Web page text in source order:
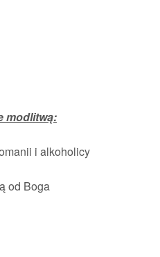
modlitwą:
i alkoholicy
od Boga